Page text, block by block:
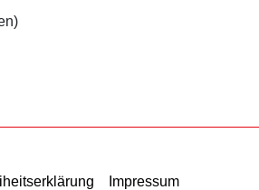
Impressum